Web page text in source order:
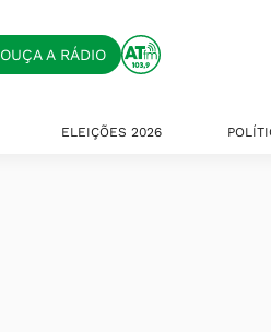
OUÇA A RÁDIO
ELEIÇÕES 2026